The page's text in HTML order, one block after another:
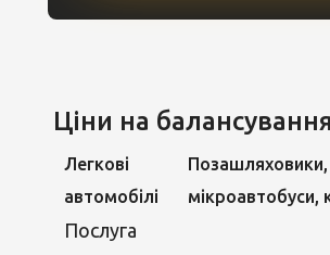
Ціни на балансування
Легкові
автомобілі
Позашляховики,
мікроавтобуси,
Послуга